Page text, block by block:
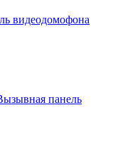
видеодомофона
панель